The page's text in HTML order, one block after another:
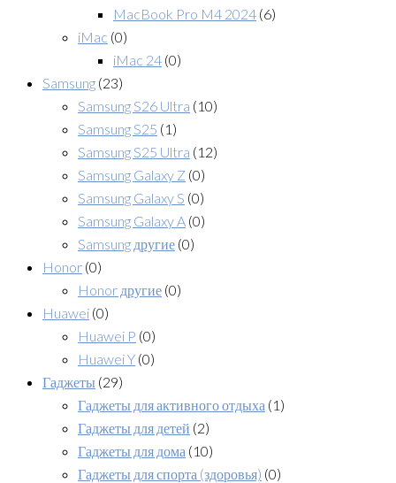
MacBook Pro M4 2024 (6)
iMac (0)
iMac 24 (0)
Samsung (23)
Samsung S26 Ultra (10)
Samsung S25 (1)
Samsung S25 Ultra (12)
Samsung Galaxy Z (0)
Samsung Galaxy S (0)
Samsung Galaxy A (0)
Samsung другие (0)
Honor (0)
Honor другие (0)
Huawei (0)
Huawei P (0)
Huawei Y (0)
Гаджеты (29)
Гаджеты для активного отдыха (1)
Гаджеты для детей (2)
Гаджеты для дома (10)
Гаджеты для спорта (здоровья) (0)